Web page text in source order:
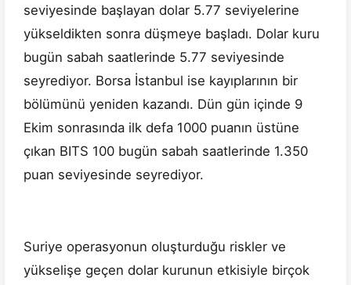
seviyesinde başlayan dolar 5.77 seviyelerine
yükseldikten sonra düşmeye başladı. Dolar kuru
bugün sabah saatlerinde 5.77 seviyesinde
seyrediyor. Borsa İstanbul ise kayıplarının bir
bölümünü yeniden kazandı. Dün gün içinde 9
Ekim sonrasında ilk defa 1000 puanın üstüne
çıkan BITS 100 bugün sabah saatlerinde 1.350
puan seviyesinde seyrediyor.
Suriye operasyonun oluşturduğu riskler ve
yükselişe geçen dolar kurunun etkisiyle birçok